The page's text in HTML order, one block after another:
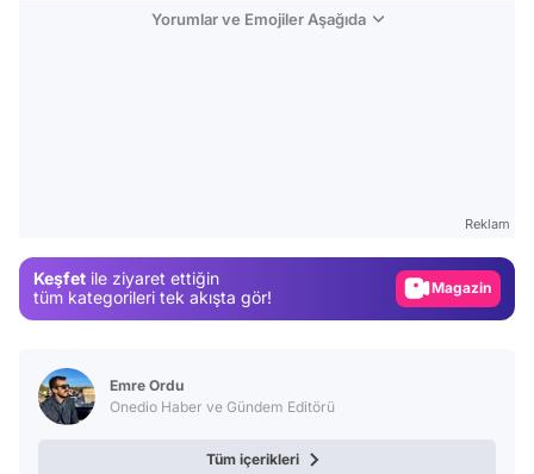
Yorumlar ve Emojiler Aşağıda
Reklam
Keşfet ile ziyaret ettiğin
tüm kategorileri tek akışta gör!
Magazin
Emre Ordu
Onedio Haber ve Gündem Editörü
Tüm içerikleri